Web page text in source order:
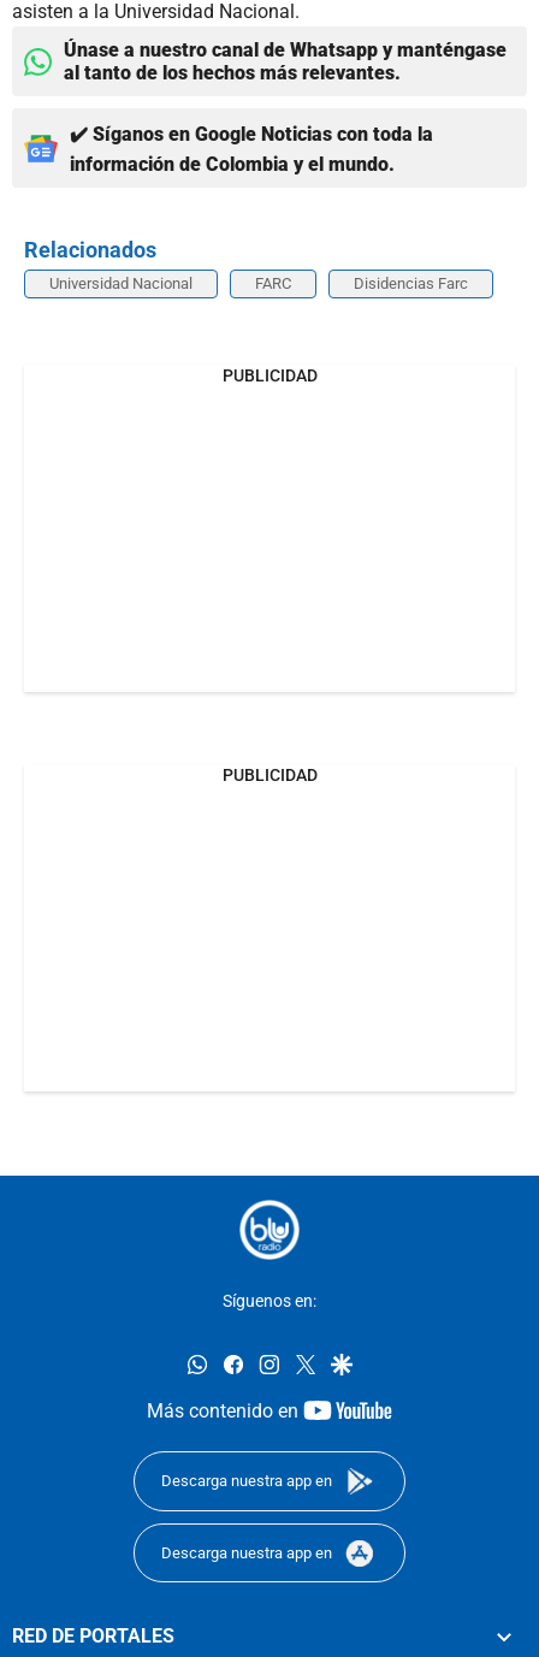
asisten a la Universidad Nacional.
Únase a nuestro canal de Whatsapp y manténgase
al tanto de los hechos más relevantes.
✔️ Síganos en Google Noticias con toda la
información de Colombia y el mundo.
Relacionados
Universidad Nacional FARC Disidencias Farc
PUBLICIDAD
PUBLICIDAD
Síguenos en:
whatsappfacebookinstagram
twittergoogle
Más contenido en
youtube-
Descarga nuestra app en
Descarga nuestra app en
RED DE PORTALES